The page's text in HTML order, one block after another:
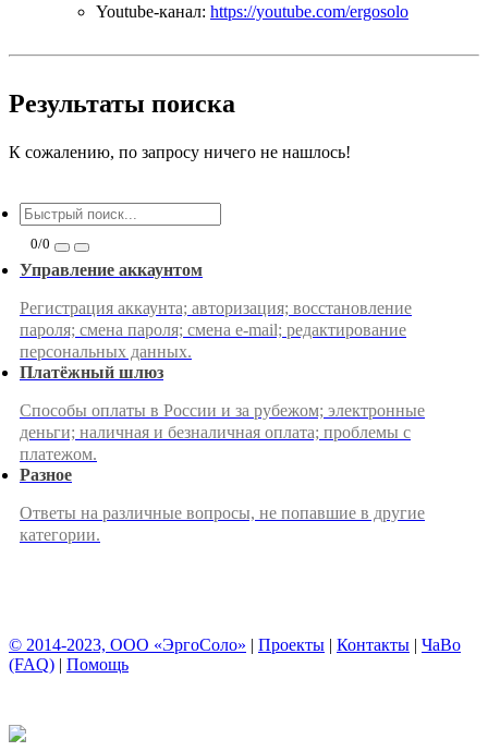
Youtube-канал: https://youtube.com/ergosolo
Результаты поиска
К сожалению, по запросу ничего не нашлось!
0/0
Управление аккаунтом
Регистрация аккаунта; авторизация; восстановление
пароля; смена пароля; смена e-mail; редактирование
персональных данных.
Платёжный шлюз
Способы оплаты в России и за рубежом; электронные
деньги; наличная и безналичная оплата; проблемы с
платежом.
Разное
Ответы на различные вопросы, не попавшие в другие
категории.
© 2014-2023, ООО «ЭргоСоло» Проекты Контакты
ЧаВо
(FAQ)
Помощь